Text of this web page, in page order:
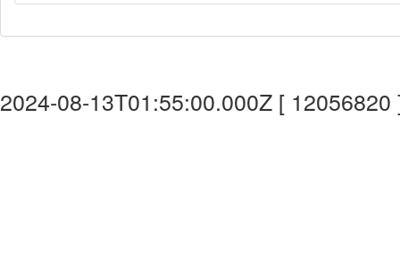
2024-08-13T01:55:00.000Z [ 12056820